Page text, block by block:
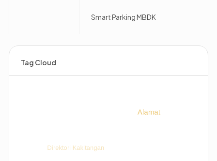
Smart Parking MBDK
Tag Cloud